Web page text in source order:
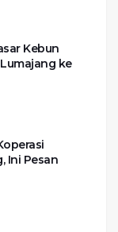
Kebun
ke
Ini Pesan